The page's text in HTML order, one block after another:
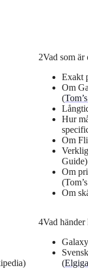
2Vad som är
Exakt
Om
(
Hur
Om
Guide)
Om
Om
4Vad händer
(